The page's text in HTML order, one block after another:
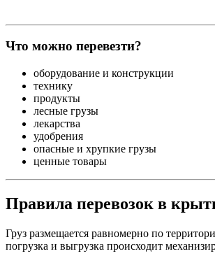
Что можно перевезти?
оборудование и конструкции
технику
продукты
лесные грузы
лекарства
удобрения
опасные и хрупкие грузы
ценные товары
Правила перевозок в
Груз размещается равномерно по
погрузка и выгрузка происходит